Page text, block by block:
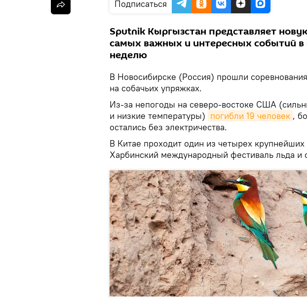
Подписаться
Sputnik Кыргызстан представляет
самых важных и интересных событий
неделю
В Новосибирске (Россия) прошли
на собачьих упряжках.
Из-за непогоды на северо-востоке США
и низкие температуры) погибли 19 человек ,
остались без электричества.
В Китае проходит один из четырех
Харбинский международный фестиваль льда и